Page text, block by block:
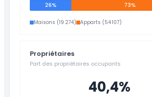
26%
73%
Maisons (19 274) Apparts (54 107)
Propriétaires
Part des propriétaires occupants
40,4%